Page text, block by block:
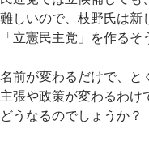
難しいので、枝野氏は新
「立憲民主党」を作るそ
名前が変わるだけで、と
主張や政策が変わるわけ
どうなるのでしょうか？